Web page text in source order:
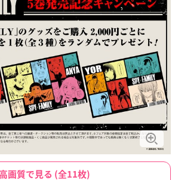
高画質で見る (全11枚)